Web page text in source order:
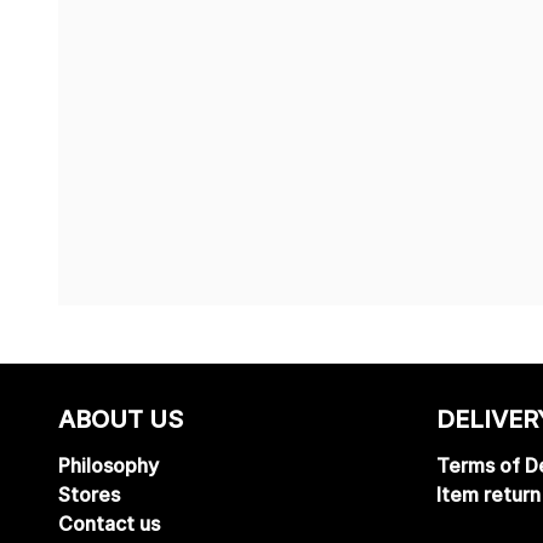
ABOUT US
Philosophy
Stores
Contact us
Terms of
Item return